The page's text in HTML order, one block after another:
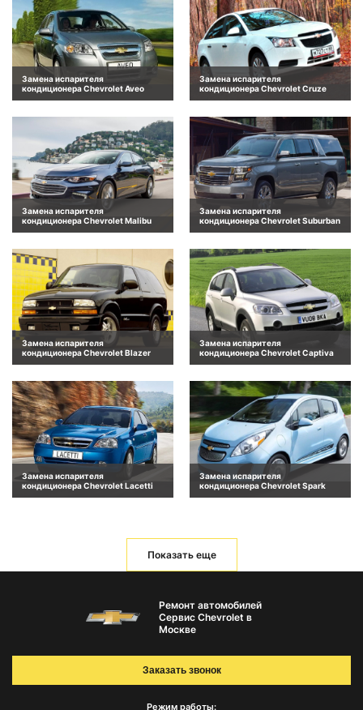
Замена испарителя
кондиционера Chevrolet Aveo
Замена испарителя
кондиционера Chevrolet Cruze
Замена испарителя
кондиционера Chevrolet Malibu
Замена испарителя
кондиционера Chevrolet Suburban
Замена испарителя
кондиционера Chevrolet Blazer
Замена испарителя
кондиционера Chevrolet Captiva
Замена испарителя
кондиционера Chevrolet Lacetti
Замена испарителя
кондиционера Chevrolet Spark
Показать еще
Ремонт автомобилей
Сервис Chevrolet в
Москве
Режим работы:
Заказать звонок